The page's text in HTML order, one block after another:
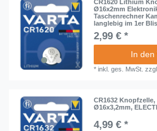
CR1620 Lithium
Ø16x2mm
Taschenrechner
langlebig im 1er
2,99 € *
In den
*inkl. ges. MwSt.
CR1632
Ø16x3,2mm,
4,99 € *